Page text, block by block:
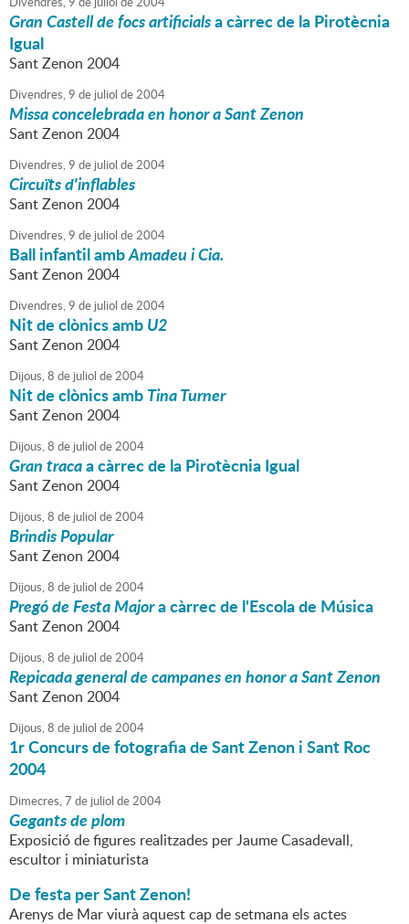
Gran Castell de focs artificialsa càrrec de la Pirotècnia
Igual
Sant Zenon 2004
Divendres,9 de juliol de2004
Missa concelebrada en honor a Sant Zenon
Sant Zenon 2004
Divendres,9 de juliol de2004
Circuïts d'inflables
Sant Zenon 2004
Divendres,9 de juliol de2004
Ball infantil ambAmadeu i Cia.
Sant Zenon 2004
Divendres,9 de juliol de2004
Nit de clònics ambU2
Sant Zenon 2004
Dijous,8 de juliol de2004
Nit de clònics ambTina Turner
Sant Zenon 2004
Dijous,8 de juliol de2004
Gran tracaa càrrec de la Pirotècnia Igual
Sant Zenon 2004
Dijous,8 de juliol de2004
Brindis Popular
Sant Zenon 2004
Dijous,8 de juliol de2004
Pregó de Festa Majora càrrec de l'Escola de Música
Sant Zenon 2004
Dijous,8 de juliol de2004
Repicada general de campanes en honor a Sant Zenon
Sant Zenon 2004
Dijous,8 de juliol de2004
1r Concurs de fotografia de Sant Zenon i Sant Roc
2004
Dimecres,7 de juliol de2004
Gegants de plom
Exposició de figures realitzades per Jaume Casadevall,
escultor i miniaturista
De festa per Sant Zenon!
Arenys de Mar viurà aquest cap de setmana els actes